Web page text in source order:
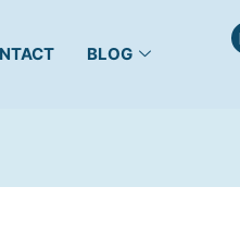
BLOG